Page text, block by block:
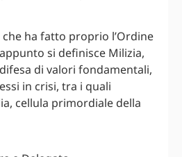
ha fatto proprio l’Ordine
si definisce Milizia,
di valori fondamentali,
in crisi, tra i quali
cellula primordiale della